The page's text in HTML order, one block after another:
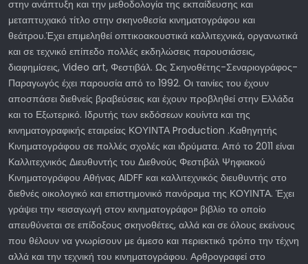
στην ανάπτυξη και την μεθοδολογία της εκπαίδευσης και
μεταπτυχιακό τίτλο στην σκηνοθεσία κινηματογράφου και
θεάτρου.Έχει επιμεληθεί οπτικοακουστικά καλλιτεχνικά, οργανωτικά
και σε τεχνικό επίπεδο πολλές εκδηλώσεις παρουσιάσεις,
διαφημίσεις, Video art, Φεστιβάλ. Ως Σκηνοθέτης-Σεναριογράφος-
Παραγωγός έχει παρουσία από το 1992. Οι ταινίες του έχουν
αποσπάσει διεθνείς βραβεύσεις και έχουν προβληθεί στην Ελλάδα
και το Εξωτερικό. Ιδρυτής των εκδόσεων κουίντα και της
κινηματογραφικής εταιρείας ΚΟΥΙΝΤΑ Production .Καθηγητής
Κινηματογράφου σε πολλές σχολές και ιδρύματα. Από το 2011 είναι
Καλλιτεχνικός Διευθυντής του Διεθνούς Φεστιβάλ Ψηφιακού
Κινηματογράφου Αθήνας AIDFF και καλλιτεχνικός διευθυντής στο
διεθνές οικολογικό και επιστημονικό πανόραμα της ΚΟΥΙΝΤΑ. Έχει
γράψει την «εισαγωγή στον κινηματογράφο» βιβλίο το οποίο
απευθύνεται σε επίδοξους σκηνοθέτες, αλλά και σε όλους εκείνους
που θέλουν να γνωρίσουν με άμεσο και περιεκτικό τρόπο την τέχνη
αλλά και την τεχνική του κινηματογράφου. Αρθρογραφεί στο